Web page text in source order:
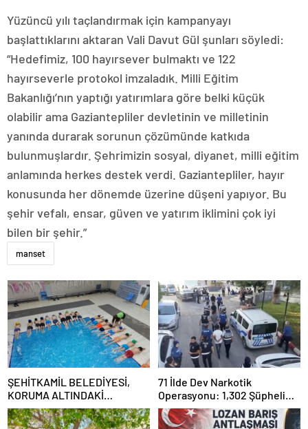
Yüzüncü yılı taçlandırmak için kampanyayı
başlattıklarını aktaran Vali Davut Gül şunları söyledi:
“Hedefimiz, 100 hayırsever bulmaktı ve 122
hayırseverle protokol imzaladık. Milli Eğitim
Bakanlığı’nın yaptığı yatırımlara göre belki küçük
olabilir ama Gaziantepliler devletinin ve milletinin
yanında durarak sorunun çözümünde katkıda
bulunmuşlardır. Şehrimizin sosyal, diyanet, milli eğitim
anlamında herkes destek verdi. Gaziantepliler, hayır
konusunda her dönemde üzerine düşeni yapıyor. Bu
şehir vefalı, ensar, güven ve yatırım iklimini çok iyi
bilen bir şehir.”
manset
ŞEHİTKAMİL BELEDİYESİ,
KORUMA ALTINDAKİ
ÇOCUKLARI SPORLA
BULUŞTURUYOR
71 İlde Dev Narkotik
Operasyonu: 1,302 Şüpheli
Yakalandı, 844 Tutuklama